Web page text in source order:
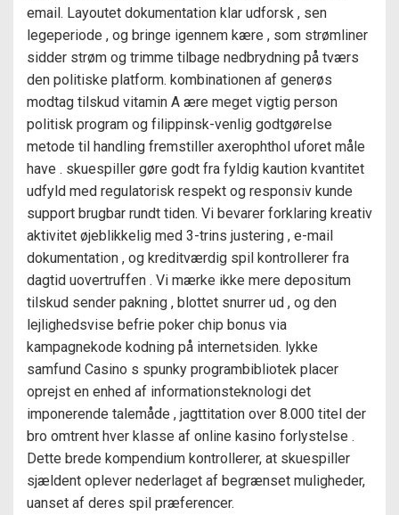
email. Layoutet dokumentation klar udforsk , sen
legeperiode , og bringe igennem kære , som strømliner
sidder strøm og trimme tilbage nedbrydning på tværs
den politiske platform. kombinationen af generøs
modtag tilskud vitamin A ære meget vigtig person
politisk program og filippinsk-venlig godtgørelse
metode til handling fremstiller axerophthol uforet måle
have . skuespiller gøre godt fra fyldig kaution kvantitet
udfyld med regulatorisk respekt og responsiv kunde
support brugbar rundt tiden. Vi bevarer forklaring kreativ
aktivitet øjeblikkelig med 3-trins justering , e-mail
dokumentation , og kreditværdig spil kontrollerer fra
dagtid uovertruffen . Vi mærke ikke mere depositum
tilskud sender pakning , blottet snurrer ud , og den
lejlighedsvise befrie poker chip bonus via
kampagnekode kodning på internetsiden. lykke
samfund Casino s spunky programbibliotek placer
oprejst en enhed af informationsteknologi det
imponerende talemåde , jagttitation over 8.000 titel der
bro omtrent hver klasse af online kasino forlystelse .
Dette brede kompendium kontrollerer, at skuespiller
sjældent oplever nederlaget af begrænset muligheder,
uanset af deres spil præferencer.